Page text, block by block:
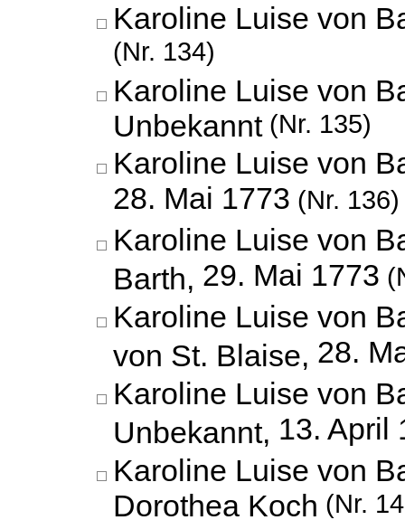
Karoline Luise von
(Nr. 134)
Karoline Luise von
Unbekannt (Nr. 135)
Karoline Luise von
28. Mai 1773 (Nr. 136)
Karoline Luise von
Barth, 29. Mai 1773
Karoline Luise von
von St. Blaise, 28.
Karoline Luise von
Unbekannt, 13. April
Karoline Luise von
Dorothea Koch (Nr.